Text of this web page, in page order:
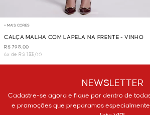
+ MAIS CORES
CALÇA MALHA COM LAPELA NA FRENTE - VINHO
R$ 798,00
6x de R$ 133,00
NEWSLETTER
Cadastre-se agora e fique por dentro de
e promoções que preparamos